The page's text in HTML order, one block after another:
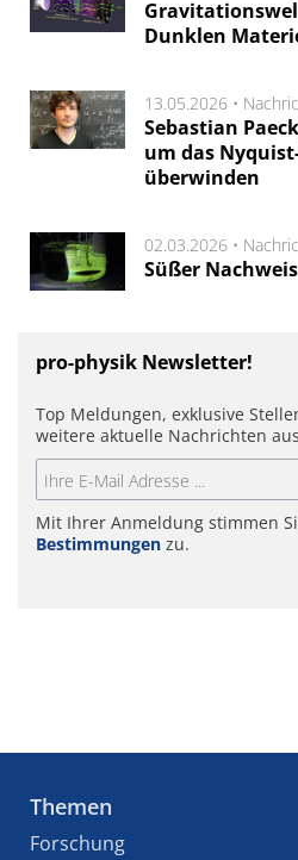
Dunklen
13.05.2026 •
Sebastian
um das
überwinden
02.03.2026 •
Süßer
pro-physik Newsletter!
Top Meldungen, exklusive
weitere aktuelle Nachrichten
Mit Ihrer Anmeldung stimmen
Bestimmungen zu.
Themen
Forschung